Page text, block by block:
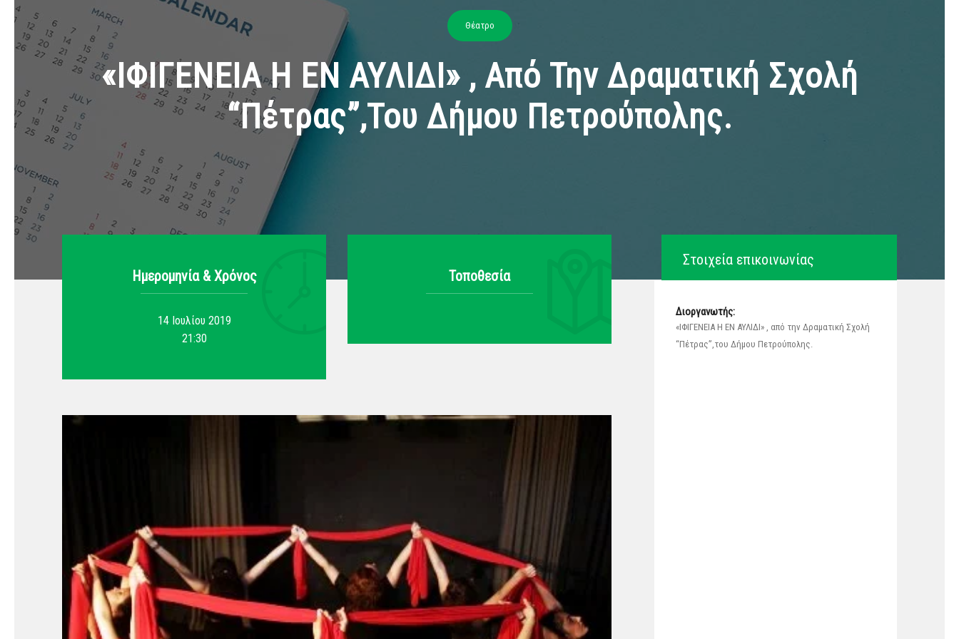
Θέατρο
«ΙΦΙΓΕΝΕΙΑ Η ΕΝ ΑΥΛΙΔΙ» , Από Την Δραματική Σχολή
“Πέτρας”,του Δήμου Πετρούπολης.
Ημερομηνία & Xρόνος
14 Ιουλίου 2019
21:30
Τοποθεσία
Στοιχεία επικοινωνίας
Διοργανωτής:
«ΙΦΙΓΕΝΕΙΑ Η ΕΝ ΑΥΛΙΔΙ» , από την Δραματική Σχολή
“Πέτρας”,του Δήμου Πετρούπολης.